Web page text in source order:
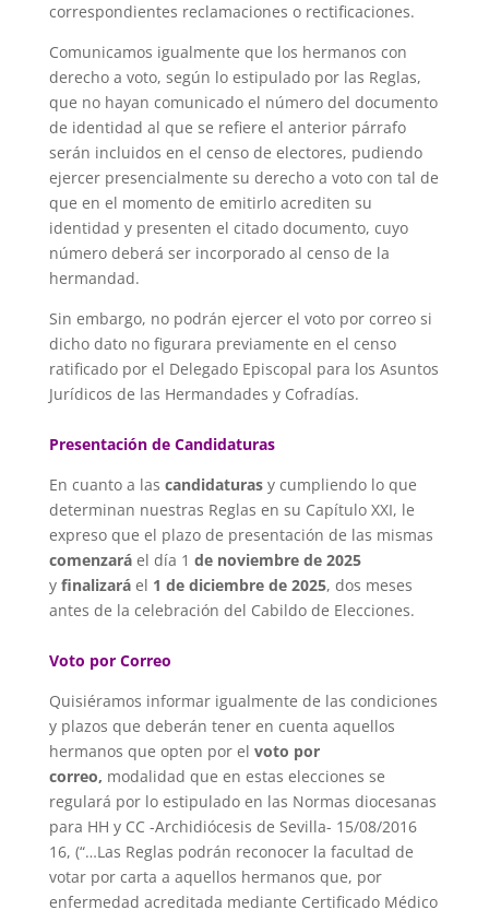
correspondientes reclamaciones o rectificaciones.
Comunicamos igualmente que los hermanos con
derecho a voto, según lo estipulado por las Reglas,
que no hayan comunicado el número del documento
de identidad al que se refiere el anterior párrafo
serán incluidos en el censo de electores, pudiendo
ejercer presencialmente su derecho a voto con tal de
que en el momento de emitirlo acrediten su
identidad y presenten el citado documento, cuyo
número deberá ser incorporado al censo de la
hermandad.
Sin embargo, no podrán ejercer el voto por correo si
dicho dato no figurara previamente en el censo
ratificado por el Delegado Episcopal para los Asuntos
Jurídicos de las Hermandades y Cofradías.
Presentación de Candidaturas
En cuanto a las candidaturasy cumpliendo lo que
determinan nuestras Reglas en su Capítulo XXI, le
expreso que el plazo de presentación de las mismas
comenzaráel día 1 de noviembre de 2025
y finalizaráel 1 de diciembre de 2025, dos meses
antes de la celebración del Cabildo de Elecciones.
Voto por Correo
Quisiéramos informar igualmente de las condiciones
y plazos que deberán tener en cuenta aquellos
hermanos que opten por el voto por
correo, modalidad que en estas elecciones se
regulará por lo estipulado en las Normas diocesanas
para HH y CC -Archidiócesis de Sevilla- 15/08/2016
16, (“…Las Reglas podrán reconocer la facultad de
votar por carta a aquellos hermanos que, por
enfermedad acreditada mediante Certificado Médico